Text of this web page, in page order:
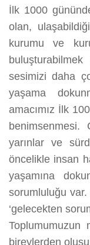
İlk 1000
olan,
kurumu ve
sesimizi daha
yaşama
amacımız İlk
benimsenmesi.
yarınlar ve
öncelikle insan
yaşamına
sorumluluğu var.
‘gelecekten
Toplumumuzun
bireylerden